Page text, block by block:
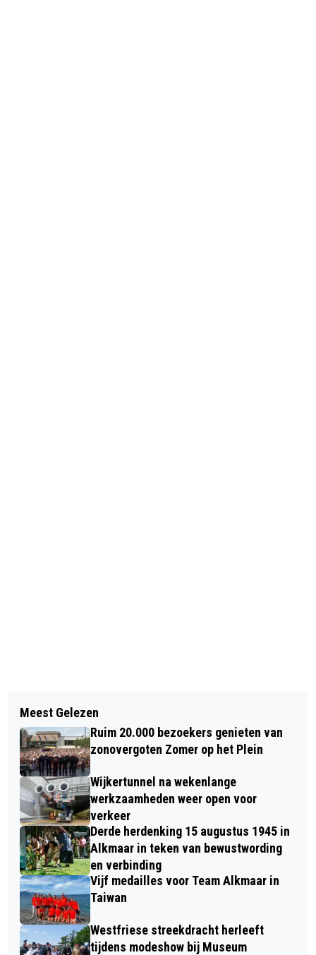
ALKMAAR SHOPPING NIGHT EN
ALKMAAR PRIDE OP ZATERDAG 25
MEI
NOG ÉÉN DAG TE GAAN IN
KEUKENHOF
Meest Gelezen
Ruim 20.000 bezoekers genieten van
zonovergoten Zomer op het Plein
Wijkertunnel na wekenlange
werkzaamheden weer open voor
verkeer
Derde herdenking 15 augustus 1945 in
Alkmaar in teken van bewustwording
en verbinding
Vijf medailles voor Team Alkmaar in
Taiwan
Westfriese streekdracht herleeft
tijdens modeshow bij Museum